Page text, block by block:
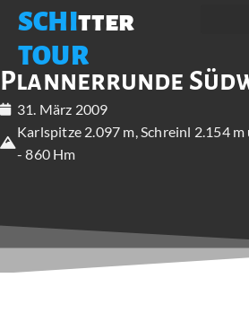
SCHItter
TOUR
Plannerrunde
31. März 2009
Karlspitze 2.097 m, Schreinl 2.154
- 860 Hm